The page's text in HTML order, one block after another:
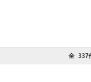
全 337